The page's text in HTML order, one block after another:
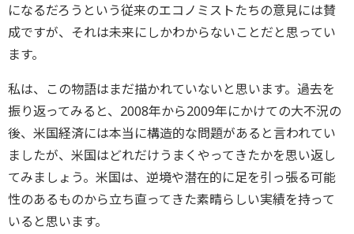
になるだろうという従来のエコノミストたちの意見には賛
成ですが、それは未来にしかわからないことだと思ってい
ます。
私は、この物語はまだ描かれていないと思います。過去を
振り返ってみると、2008年から2009年にかけての大不況の
後、米国経済には本当に構造的な問題があると言われてい
ましたが、米国はどれだけうまくやってきたかを思い返し
てみましょう。米国は、逆境や潜在的に足を引っ張る可能
性のあるものから立ち直ってきた素晴らしい実績を持って
いると思います。